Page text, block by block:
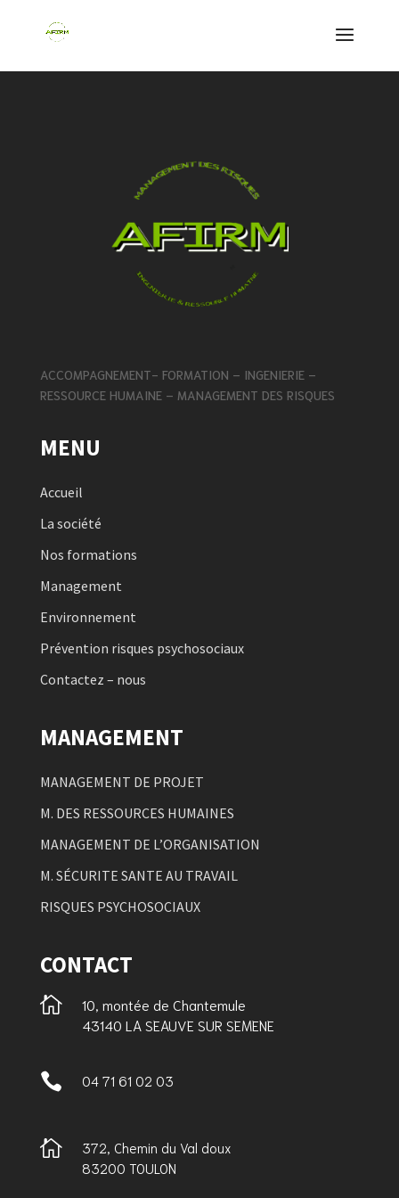
ACCOMPAGNEMENT- FORMATION – INGENIERIE –
RESSOURCE HUMAINE – MANAGEMENT DES RISQUES
MENU
Accueil
La société
Nos formations
Management
Environnement
Prévention risques psychosociaux
Contactez – nous
MANAGEMENT
MANAGEMENT DE PROJET
M. DES RESSOURCES HUMAINES
MANAGEMENT DE L’ORGANISATION
M. SÉCURITE SANTE AU TRAVAIL
RISQUES PSYCHOSOCIAUX
CONTACT

10, montée de Chantemule
43140 LA SEAUVE SUR SEMENE
 04 71 61 02 03

372, Chemin du Val doux
83200 TOULON